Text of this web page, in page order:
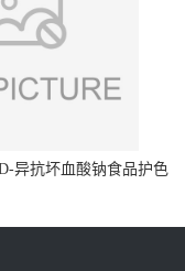
异抗坏血酸钠食品护色